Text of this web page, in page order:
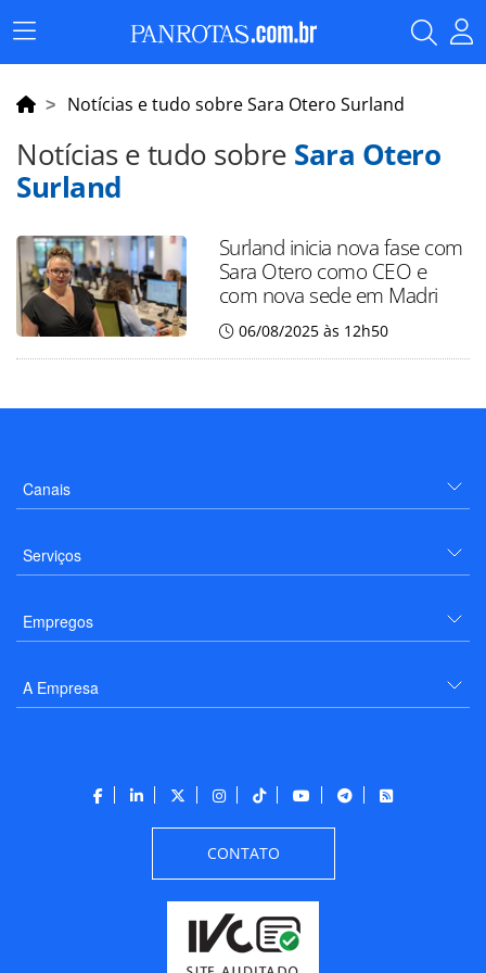
Menu
Principal
Notícias e tudo sobre Sara Otero Surland
Notícias e tudo sobre Sara Otero
Surland
Surland inicia nova fase com
Sara Otero como CEO e
com nova sede em Madri
06/08/2025 às 12h50
Canais
Serviços
Empregos
A Empresa
CONTATO